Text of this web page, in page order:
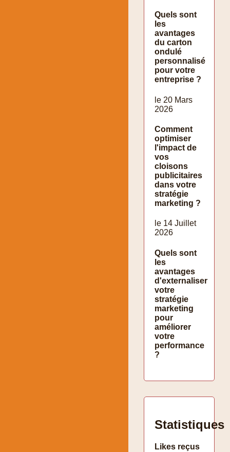
Quels sont
les
avantages
du carton
ondulé
personnalisé
pour votre
entreprise ?
le 20 Mars
2026
Comment
optimiser
l'impact de
vos
cloisons
publicitaires
dans votre
stratégie
marketing ?
le 14 Juillet
2026
Quels sont
les
avantages
d'externaliser
votre
stratégie
marketing
pour
améliorer
votre
performance
?
Statistiques
Likes reçus